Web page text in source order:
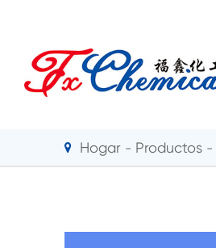
Hogar Productos